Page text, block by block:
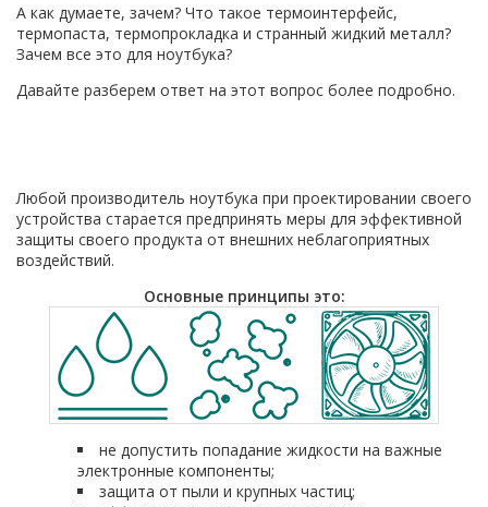
А как думаете, зачем? Что такое термоинтерфейс,
термопаста, термопрокладка и странный жидкий металл?
Зачем все это для ноутбука?
Давайте разберем ответ на этот вопрос более подробно.
Любой производитель ноутбука при проектировании своего
устройства старается предпринять меры для эффективной
защиты своего продукта от внешних неблагоприятных
воздействий.
Основные принципы это:
не допустить попадание жидкости на важные
электронные компоненты;
защита от пыли и крупных частиц;